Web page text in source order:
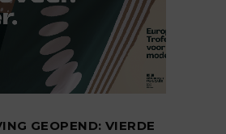
GEOPEND: VIERDE